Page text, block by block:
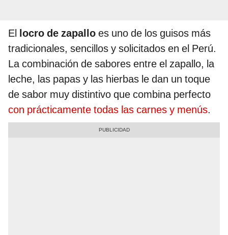
El locro de zapallo es uno de los guisos más
tradicionales, sencillos y solicitados en el Perú.
La combinación de sabores entre el zapallo, la
leche, las papas y las hierbas le dan un toque
de sabor muy distintivo que combina perfecto
con prácticamente todas las carnes y menús.